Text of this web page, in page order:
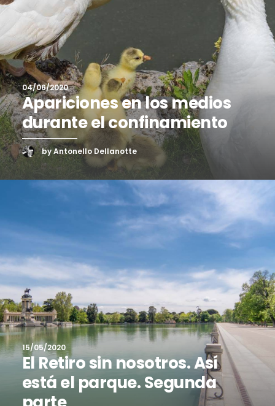
04/06/2020
Apariciones en los medios
durante el confinamiento
by Antonello Dellanotte
15/05/2020
El Retiro sin nosotros. Así
está el parque. Segunda